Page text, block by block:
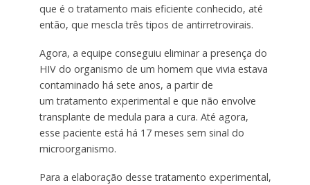
que é o tratamento mais eficiente conhecido, até
então, que mescla três tipos de antirretrovirais.
Agora, a equipe conseguiu eliminar a presença do
HIV do organismo de um homem que vivia estava
contaminado há sete anos, a partir de
um tratamento experimental e que não envolve
transplante de medula para a cura. Até agora,
esse paciente está há 17 meses sem sinal do
microorganismo.
Para a elaboração desse tratamento experimental,